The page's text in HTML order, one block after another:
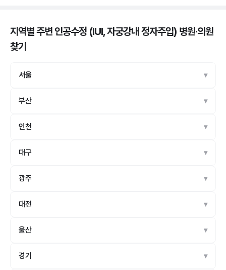
지역별 주변 인공수정 (IUI, 자궁강내 정자주입) 병원·의원
찾기
서울
부산
인천
대구
광주
대전
울산
경기